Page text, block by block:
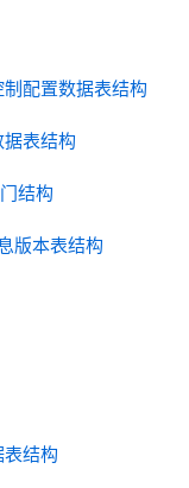
制配置数据表结构
表结构
结构
版本表结构
表结构